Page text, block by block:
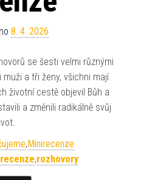
8. 4. 2026
se šesti velmi různými
a tři ženy, všichni mají
životní cestě objevil Bůh a
a změnili radikálně svůj
,Minirecenze
recenze,rozhovory